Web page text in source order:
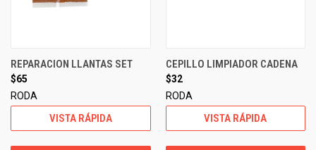
REPARACION LLANTAS SET
$65
RODA
VISTA RÁPIDA
CEPILLO LIMPIADOR CADENA
$32
RODA
VISTA RÁPIDA